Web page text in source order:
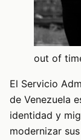
out of
El Servicio
de Venezuela
identidad y
modernizar